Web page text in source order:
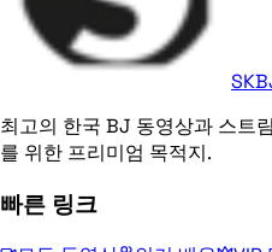
최고의 한국 BJ 동영상과 스트
를 위한 프리미엄 목적지.
빠른 링크